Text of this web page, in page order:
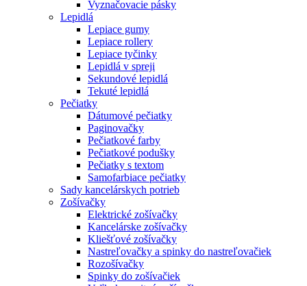
Vyznačovacie pásky
Lepidlá
Lepiace gumy
Lepiace rollery
Lepiace tyčinky
Lepidlá v spreji
Sekundové lepidlá
Tekuté lepidlá
Pečiatky
Dátumové pečiatky
Paginovačky
Pečiatkové farby
Pečiatkové podušky
Pečiatky s textom
Samofarbiace pečiatky
Sady kancelárskych potrieb
Zošívačky
Elektrické zošívačky
Kancelárske zošívačky
Kliešťové zošívačky
Nastreľovačky a spinky do nastreľovačiek
Rozošívačky
Spinky do zošívačiek